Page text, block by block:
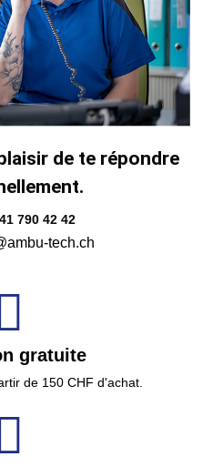
de te répondre
790 42 42
tech.ch
gratuite
de 150 CHF d'achat.